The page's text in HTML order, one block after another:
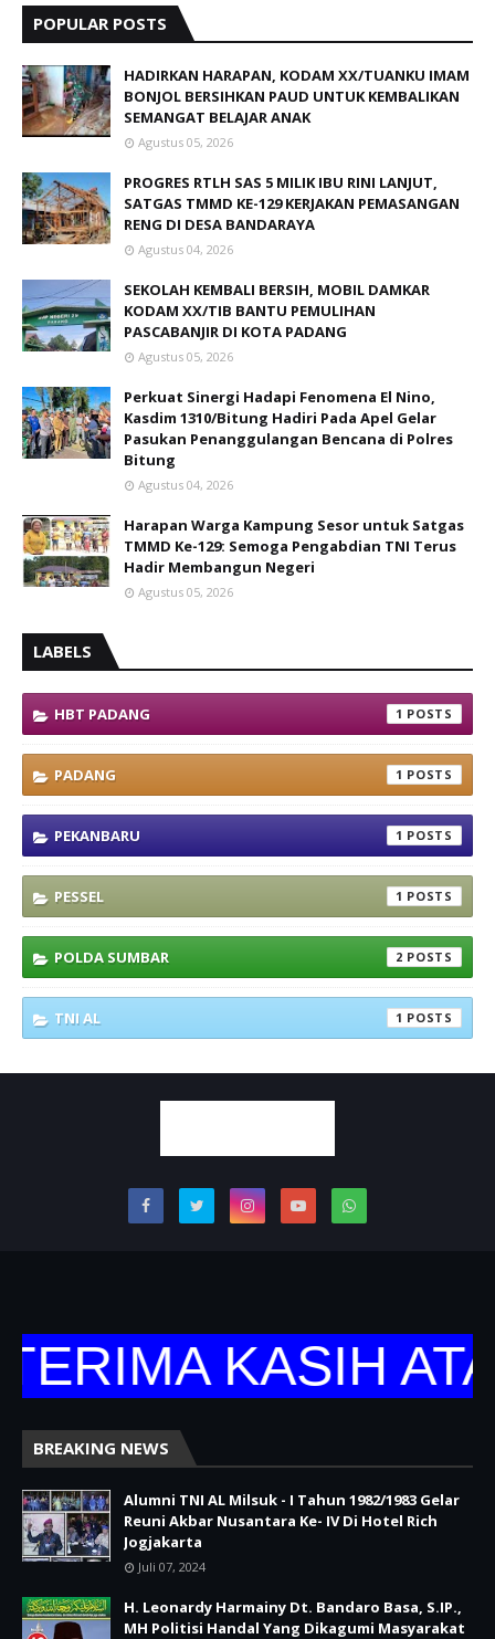
POPULAR POSTS
HADIRKAN HARAPAN, KODAM XX/TUANKU IMAM
BONJOL BERSIHKAN PAUD UNTUK KEMBALIKAN
SEMANGAT BELAJAR ANAK
Agustus 05, 2026
PROGRES RTLH SAS 5 MILIK IBU RINI LANJUT,
SATGAS TMMD KE-129 KERJAKAN PEMASANGAN
RENG DI DESA BANDARAYA
Agustus 04, 2026
SEKOLAH KEMBALI BERSIH, MOBIL DAMKAR
KODAM XX/TIB BANTU PEMULIHAN
PASCABANJIR DI KOTA PADANG
Agustus 05, 2026
Perkuat Sinergi Hadapi Fenomena El Nino,
Kasdim 1310/Bitung Hadiri Pada Apel Gelar
Pasukan Penanggulangan Bencana di Polres
Bitung
Agustus 04, 2026
Harapan Warga Kampung Sesor untuk Satgas
TMMD Ke-129: Semoga Pengabdian TNI Terus
Hadir Membangun Negeri
Agustus 05, 2026
LABELS
HBT PADANG 1
PADANG 1
PEKANBARU 1
PESSEL 1
POLDA SUMBAR 2
TNI AL 1
KASIH
BREAKING NEWS
Alumni TNI AL Milsuk - I Tahun 1982/1983 Gelar
Reuni Akbar Nusantara Ke- IV Di Hotel Rich
Jogjakarta
Juli 07, 2024
H. Leonardy Harmainy Dt. Bandaro Basa, S.IP.,
MH Politisi Handal Yang Dikagumi Masyarakat